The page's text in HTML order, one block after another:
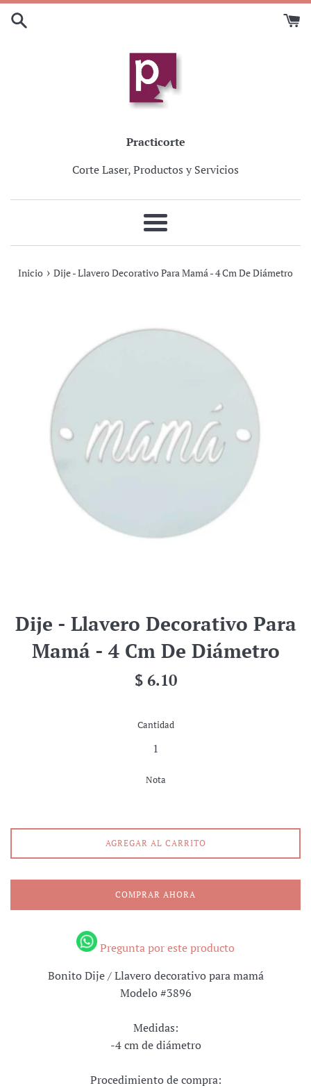
Ir
directamente
Practicorte
Corte Laser, Productos y Servicios
Más
Inicio › Dije - Llavero Decorativo Para Mamá - 4 Cm De Diámetro
Dije - Llavero Decorativo Para
Mamá - 4 Cm De Diámetro
Precio
$ 6.10
Cantidad
Nota
AGREGAR AL CARRITO
COMPRAR AHORA
Pregunta por este producto
Bonito Dije / Llavero decorativo para mamá
Modelo #3896
Medidas:
-4 cm de diámetro
Procedimiento de compra: